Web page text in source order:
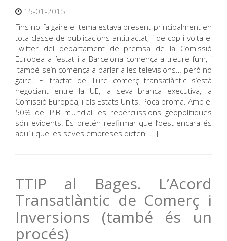
15-01-2015
Fins no fa gaire el tema estava present principalment en
tota classe de publicacions antitractat, i de cop i volta el
Twitter del departament de premsa de la Comissió
Europea a l’estat i a Barcelona comença a treure fum, i
també se’n comença a parlar a les televisions… però no
gaire. El tractat de lliure comerç transatlàntic s’està
negociant entre la UE, la seva branca executiva, la
Comissió Europea, i els Estats Units. Poca broma. Amb el
50% del PIB mundial les repercussions geopolítiques
són evidents. Es pretén reafirmar que l’oest encara és
aquí i que les seves empreses dicten […]
TTIP al Bages. L’Acord
Transatlàntic de Comerç i
Inversions (també és un
procés)